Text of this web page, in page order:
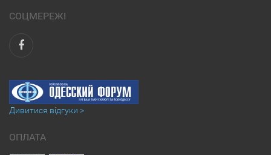
СОЦМЕРЕЖІ
Дивитися відгуки >
ОПЛАТА